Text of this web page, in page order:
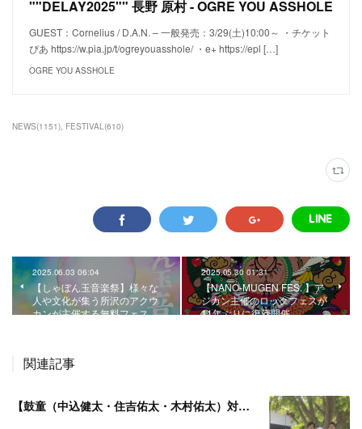
""DELAY2025"" 長野 原村 - OGRE YOU ASSHOLE
GUEST：Cornelius / D.A.N. – 一般発売：3/29(土)10:00～ ・チケット
ぴあ https://w.pia.jp/t/ogreyouasshole/ ・e+ https://epl […]
OGRE YOU ASSHOLE
NEWS(1151) FESTIVAL(610)
2025.06.03 06:04
【しゃぼん玉音楽祭】様々な
人や文化が集う所沢のアクウ
カンが主催する無料フェス。
2025.05.30 01:31
【NANO-MUGEN FES. 】ア
ジカン主催のロックフェスが
11年ぶりに復活開催。
関連記事
【鼓童（中込健太・住吉佑太・木村佑太）対談】即興で得られる新たな感覚。